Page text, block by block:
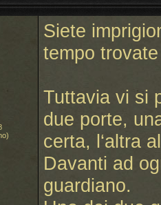
Siete
tempo trovate
Tuttavia vi si
due porte,
certa, l‘altra
Davanti ad
guardiano.